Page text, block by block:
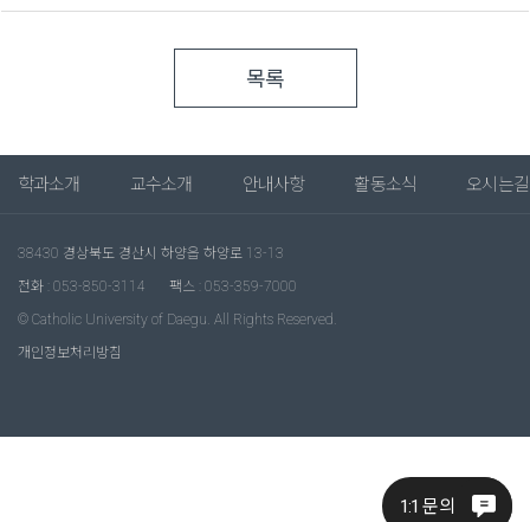
1:1 문의
목록
학과소개 교수소개 안내사항 활동소식 오시는길
38430 경상북도 경산시 하양읍 하양로 13-13
전화 : 053-850-3114
팩스 : 053-359-7000
© Catholic University of Daegu. All Rights Reserved.
개인정보처리방침